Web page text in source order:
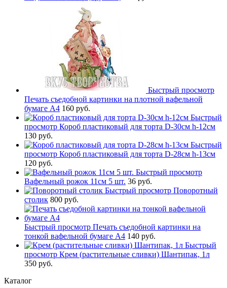
Быстрый просмотр
Печать съедобной картинки на плотной вафельной
бумаге А4 160 руб.
Быстрый
просмотр Короб пластиковый для торта D-30см h-12см
130 руб.
Быстрый
просмотр Короб пластиковый для торта D-28см h-13см
120 руб.
Быстрый просмотр
Вафельный рожок 11см 5 шт. 36 руб.
Быстрый просмотр Поворотный
столик 800 руб.
Быстрый просмотр Печать съедобной картинки на
тонкой вафельной бумаге А4 140 руб.
Быстрый
просмотр Крем (растительные сливки) Шантипак, 1л
350 руб.
Каталог